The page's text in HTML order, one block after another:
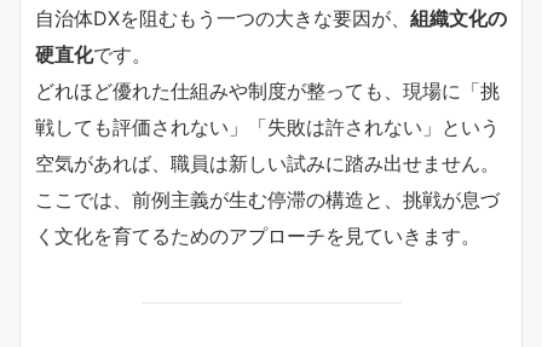
自治体DXを阻むもう一つの大きな要因が、 組織文化の
硬直化です。
どれほど優れた仕組みや制度が整っても、現場に「挑
戦しても評価されない」「失敗は許されない」という
空気があれば、職員は新しい試みに踏み出せません。
ここでは、前例主義が生む停滞の構造と、挑戦が息づ
く文化を育てるためのアプローチを見ていきます。